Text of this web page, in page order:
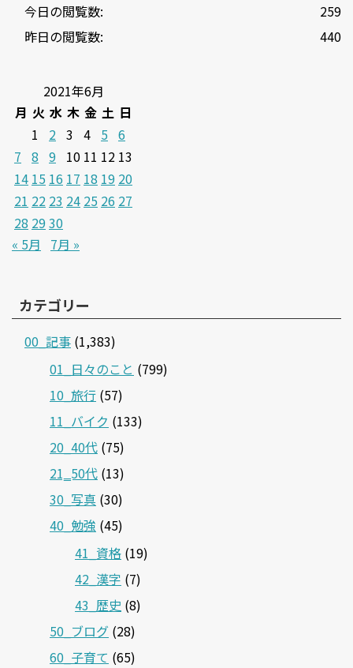
259
今日の閲覧数:
440
昨日の閲覧数:
2021年6月
月 火 水 木 金 土 日
1
2 3 4 5 6
7 8 9 10 11 12 13
14 15 16 17 18 19 20
21 22 23 24 25 26 27
28 2930
« 5月
7月 »
カテゴリー
00_記事 (1,383)
01_日々のこと (799)
10_旅行 (57)
11_バイク (133)
20_40代 (75)
21‗50代 (13)
30_写真 (30)
40_勉強 (45)
41_資格 (19)
42_漢字 (7)
43_歴史 (8)
50_ブログ (28)
60_子育て (65)